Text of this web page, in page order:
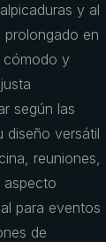
y al
en
cómodo y
según las
diseño versátil
reuniones,
aspecto
para eventos
de